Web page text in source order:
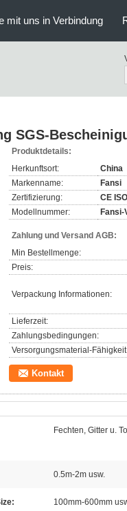
mit uns in Verbindung
SGS-
Produktdetails:
Herkunftsort:
China
Markenname:
Fansi
Zertifizierung:
CE
Modellnummer:
Fansi-
Zahlung und Versand AGB:
Min Bestellmenge:
Preis:
Verpackung Informationen:
Lieferzeit:
Zahlungsbedingungen:
Versorgungsmaterial-
Kontakt
Fechten, Gitter u.
0.5m-2m usw.
100mm-600mm